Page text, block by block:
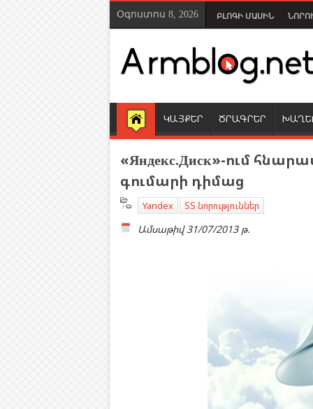
Օգոստոս 8, 2026 ԲԼՈԳԻ ՄԱՍԻՆ
ԿԱՅՔԵՐ ԾՐԱԳՐԵՐ
«Яндекс.Диск»-ում
գումարի դիմաց
Yandex ՏՏ նորություններ
Ամսաթիվ 31/07/2013 թ.